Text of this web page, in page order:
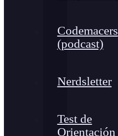
Codemacers
(podcast)
Nerdsletter
Test de
Orientación